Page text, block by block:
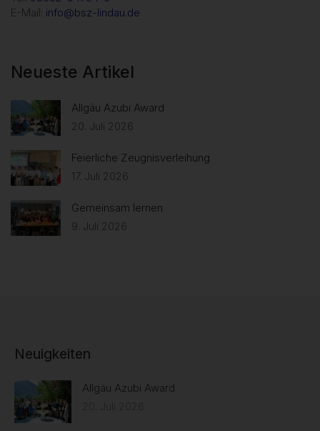
E-Mail: info@bsz-lindau.de
Neueste Artikel
Allgäu Azubi Award
20. Juli 2026
Feierliche Zeugnisverleihung
17. Juli 2026
Gemeinsam lernen
9. Juli 2026
Neuigkeiten
Allgäu Azubi Award